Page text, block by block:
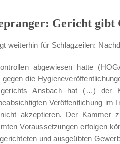
Gericht gibt
weiterhin für Schlagzeilen:
abgewiesen hatte
die
Ansbach hat (…) der
Veröffentlichung
akzeptieren. Der Kammer
Voraussetzungen erfolgen
und ausgeübten